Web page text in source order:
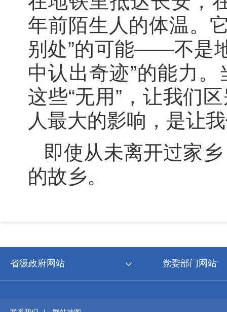
年前陌生人的体温。
别处”的可能——不是
中认出奇迹”的能力
这些“无用”，让我们
人最大的影响，是让
即使从未离开过家
的故乡。
省级政府网站 党委部门网站